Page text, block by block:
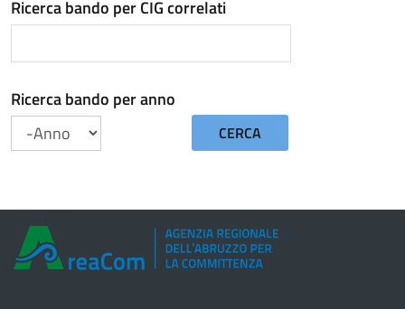
Ricerca bando per CIG correlati
Ricerca bando per anno
CERCA